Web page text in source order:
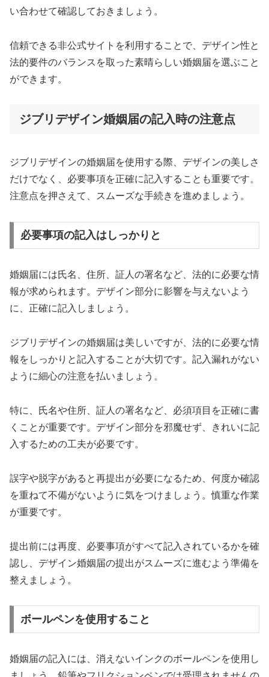
い合わせて確認しておきましょう。
信頼できる非公式サイトを利用することで、デザイン性と
法的要件のバランスを取った素晴らしい婚姻届を選ぶこと
ができます。
ジブリデザイン婚姻届の記入時の注意点
ジブリデザインの婚姻届を使用する際、デザインの美しさ
だけでなく、必要事項を正確に記入することも重要です。
注意点を押さえて、スムーズな手続きを進めましょう。
必要事項の記入はしっかりと
婚姻届には氏名、住所、証人の署名など、法的に必要な情
報が求められます。デザイン部分に影響を与えないよう
に、正確に記入しましょう。
ジブリデザインの婚姻届は美しいですが、法的に必要な情
報をしっかりと記入することが大切です。記入漏れがない
ように細心の注意を払いましょう。
特に、氏名や住所、証人の署名など、必須項目を正確に書
くことが重要です。デザイン部分を邪魔せず、きれいに記
入するための工夫が必要です。
誤字や脱字があると再提出が必要になるため、何度か確認
を重ねて不備がないように気をつけましょう。慎重な作業
が重要です。
提出前には再度、必要事項がすべて記入されているかを確
認し、デザイン婚姻届の提出がスムーズに進むよう準備を
整えましょう。
ボールペンを使用すること
婚姻届の記入には、消えないインクのボールペンを使用し